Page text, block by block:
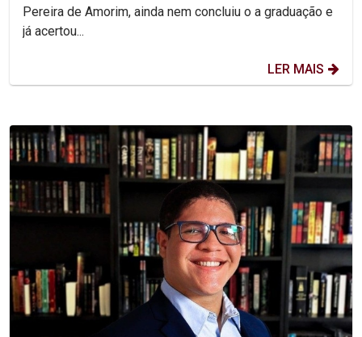
Pereira de Amorim, ainda nem concluiu o a graduação e
já acertou...
LER MAIS